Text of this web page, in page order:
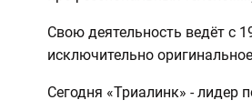
Свою деятельность ведёт с
исключительно
Сегодня «Триалинк» - лидер